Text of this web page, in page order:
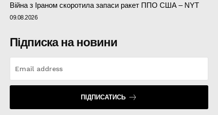
Війна з Іраном скоротила запаси ракет ППО США – NYT
09.08.2026
Підписка на новини
ПІДПИСАТИСЬ